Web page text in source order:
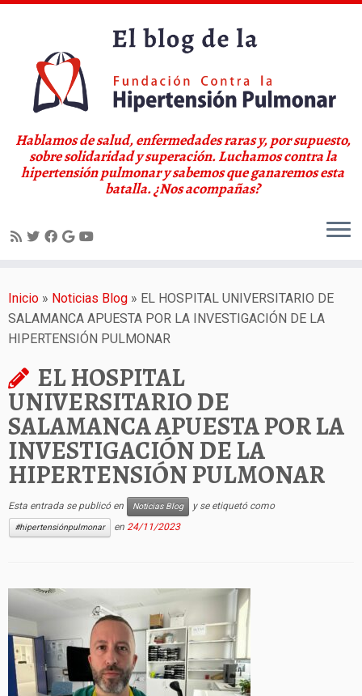
contenido
Hablamos de salud, enfermedades raras y, por supuesto,
sobre solidaridad y superación. Luchamos contra la
hipertensión pulmonar y sabemos que ganaremos esta
batalla. ¿Nos acompañas?
Inicio » Noticias Blog » EL HOSPITAL UNIVERSITARIO DE
SALAMANCA APUESTA POR LA INVESTIGACIÓN DE LA
HIPERTENSIÓN PULMONAR
EL HOSPITAL
UNIVERSITARIO DE
SALAMANCA APUESTA POR LA
INVESTIGACIÓN DE LA
HIPERTENSIÓN PULMONAR
Esta entrada se publicó en Noticias Blog y se etiquetó como
#hipertensiónpulmonar en 24/11/2023